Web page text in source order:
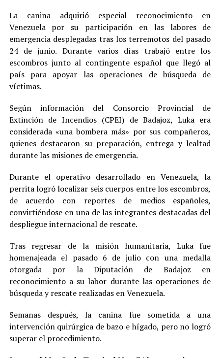
La canina adquirió especial reconocimiento en
Venezuela por su participación en las labores de
emergencia desplegadas tras los terremotos del pasado
24 de junio. Durante varios días trabajó entre los
escombros junto al contingente español que llegó al
país para apoyar las operaciones de búsqueda de
víctimas.
Según información del Consorcio Provincial de
Extinción de Incendios (CPEI) de Badajoz, Luka era
considerada «una bombera más» por sus compañeros,
quienes destacaron su preparación, entrega y lealtad
durante las misiones de emergencia.
Durante el operativo desarrollado en Venezuela, la
perrita logró localizar seis cuerpos entre los escombros,
de acuerdo con reportes de medios españoles,
convirtiéndose en una de las integrantes destacadas del
despliegue internacional de rescate.
Tras regresar de la misión humanitaria, Luka fue
homenajeada el pasado 6 de julio con una medalla
otorgada por la Diputación de Badajoz en
reconocimiento a su labor durante las operaciones de
búsqueda y rescate realizadas en Venezuela.
Semanas después, la canina fue sometida a una
intervención quirúrgica de bazo e hígado, pero no logró
superar el procedimiento.